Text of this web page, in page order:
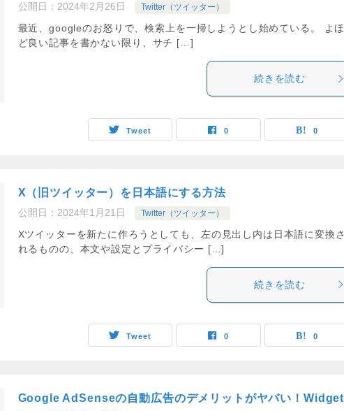
公開日： 2024年2月26日 Twitter（ツイッター）
最近、googleのお怒りで、検索上を一掃しようとし始めている。 よほ
ど良い記事を書かない限り、サチ […]
続きを読む
Tweet 0 0
X（旧ツイッター）を日本語にする方法
公開日： 2024年1月21日 Twitter（ツイッター）
Xツイッターを新たに作ろうとしても、左の見出し内は日本語に変換さ
れるものの、本文や設定とプライバシー […]
続きを読む
Tweet 0 0
Google AdSenseの自動広告のデメリットがヤバい！Widget